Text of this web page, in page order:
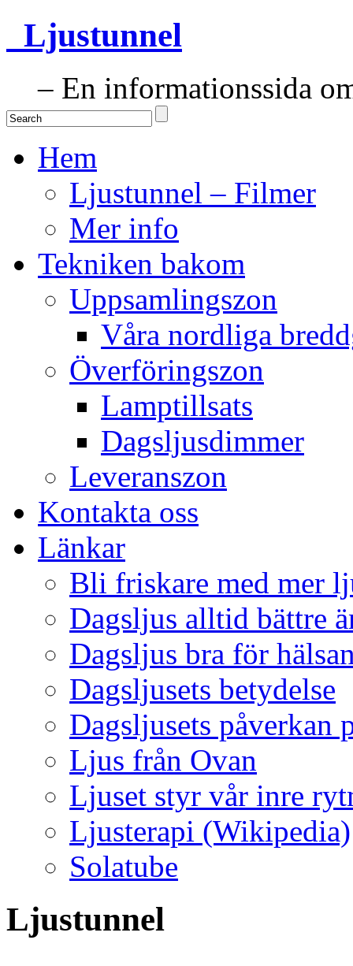
Ljustunnel
– En informationssida
Hem
Ljustunnel – Filmer
Mer info
Tekniken bakom
Uppsamlingszon
Våra nordliga
Överföringszon
Lamptillsats
Dagsljusdimmer
Leveranszon
Kontakta oss
Länkar
Bli friskare med mer
Dagsljus alltid bättre
Dagsljus bra för
Dagsljusets betydelse
Dagsljusets påverkan
Ljus från Ovan
Ljuset styr vår inre
Ljusterapi (Wikipedia)
Solatube
Ljustunnel